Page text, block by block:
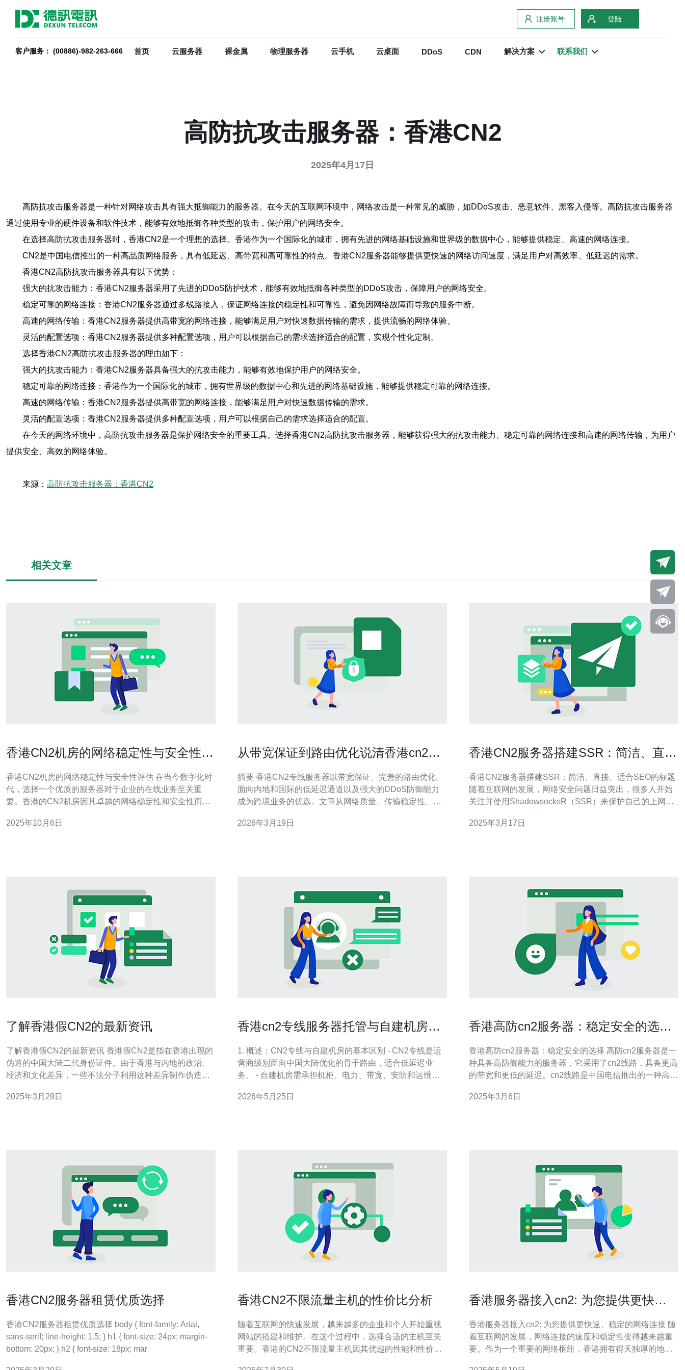
注册账号 登陆
客户服务： (00886)-982-263-666 首页 云服务器 裸金属 物理服务器 云手机 云桌面 DDoS CDN 解决方案 联系我们
高防抗攻击服务器：香港CN2
2025年4月17日
高防抗攻击服务器是一种针对网络攻击具有强大抵御能力的服务器。在今天的互联网环境中，网络攻击是一种常见的威胁，如DDoS攻击、恶意软件、黑客入侵等。高防抗攻击服务器
通过使用专业的硬件设备和软件技术，能够有效地抵御各种类型的攻击，保护用户的网络安全。
在选择高防抗攻击服务器时，香港CN2是一个理想的选择。香港作为一个国际化的城市，拥有先进的网络基础设施和世界级的数据中心，能够提供稳定、高速的网络连接。
CN2是中国电信推出的一种高品质网络服务，具有低延迟、高带宽和高可靠性的特点。香港CN2服务器能够提供更快速的网络访问速度，满足用户对高效率、低延迟的需求。
香港CN2高防抗攻击服务器具有以下优势：
强大的抗攻击能力：香港CN2服务器采用了先进的DDoS防护技术，能够有效地抵御各种类型的DDoS攻击，保障用户的网络安全。
稳定可靠的网络连接：香港CN2服务器通过多线路接入，保证网络连接的稳定性和可靠性，避免因网络故障而导致的服务中断。
高速的网络传输：香港CN2服务器提供高带宽的网络连接，能够满足用户对快速数据传输的需求，提供流畅的网络体验。
灵活的配置选项：香港CN2服务器提供多种配置选项，用户可以根据自己的需求选择适合的配置，实现个性化定制。
选择香港CN2高防抗攻击服务器的理由如下：
强大的抗攻击能力：香港CN2服务器具备强大的抗攻击能力，能够有效地保护用户的网络安全。
稳定可靠的网络连接：香港作为一个国际化的城市，拥有世界级的数据中心和先进的网络基础设施，能够提供稳定可靠的网络连接。
高速的网络传输：香港CN2服务器提供高带宽的网络连接，能够满足用户对快速数据传输的需求。
灵活的配置选项：香港CN2服务器提供多种配置选项，用户可以根据自己的需求选择适合的配置。
在今天的网络环境中，高防抗攻击服务器是保护网络安全的重要工具。选择香港CN2高防抗攻击服务器，能够获得强大的抗攻击能力、稳定可靠的网络连接和高速的网络传输，为用户
提供安全、高效的网络体验。
来源： 高防抗攻击服务器：香港CN2
相关文章
香港CN2机房的网络稳定性与安全性评
香港CN2机房的网络稳定性与安全性评估 在当今数字化时
代，选择一个优质的服务器对于企业的在线业务至关重
要。香港的CN2机房因其卓越的网络稳定性和安全性而备
将为您详细评估香港CN2机房的网络稳定性与安全性，以
2025年10月6日
从带宽保证到路由优化说清香港cn2专
摘要 香港CN2专线服务器以带宽保证、完善的路由优化、
面向内地和国际的低延迟通道以及强大的DDoS防御能力
成为跨境业务的优选。文章从网络质量、传输稳定性、业
在实际应用中如何结合CDN、负载均衡和域名解析优化访
2026年3月19日
香港CN2服务器搭建SSR：简洁、直
香港CN2服务器搭建SSR：简洁、直接、适合SEO的标题
随着互联网的发展，网络安全问题日益突出，很多人开始
关注并使用ShadowsocksR（SSR）来保护自己的上网隐
SSR感到困惑。本文将为您详细介绍如何简洁、直接地搭
2025年3月17日
了解香港假CN2的最新资讯
了解香港假CN2的最新资讯 香港假CN2是指在香港出现的
伪造的中国大陆二代身份证件。由于香港与内地的政治、
经济和文化差异，一些不法分子利用这种差异制作伪造的
的存在给香港社会造成了严重的安全隐患。 近期，香港警
2025年3月28日
香港cn2专线服务器托管与自建机房成
1. 概述：CN2专线与自建机房的基本区别 - CN2专线是运
营商级别面向中国大陆优化的骨干路由，适合低延迟业
务。 - 自建机房需承担机柜、电力、带宽、安防和运维等
基础网络，客户可选CN2接入。 - 对于延迟敏感型应用
2026年5月25日
香港高防cn2服务器：稳定安全的选
香港高防cn2服务器：稳定安全的选择 高防cn2服务器是一
种具备高防御能力的服务器，它采用了cn2线路，具备更高
的带宽和更低的延迟。cn2线路是中国电信推出的一种高速
为国际化大都市，拥有发达的互联网基础设施和优越的地
2025年3月6日
香港CN2服务器租赁优质选择
香港CN2服务器租赁优质选择 body { font-family: Arial,
sans-serif; line-height: 1.5; } h1 { font-size: 24px; margin-
bottom: 20px; } h2 { font-size: 18px; mar
香港CN2不限流量主机的性价比分析
随着互联网的快速发展，越来越多的企业和个人开始重视
网站的搭建和维护。在这个过程中，选择合适的主机至关
重要。香港的CN2不限流量主机因其优越的性能和性价
香港服务器接入cn2: 为您提供更快
香港服务器接入cn2: 为您提供更快速、稳定的网络连接 随
着互联网的发展，网络连接的速度和稳定性变得越来越重
要。作为一个重要的网络枢纽，香港拥有得天独厚的地理